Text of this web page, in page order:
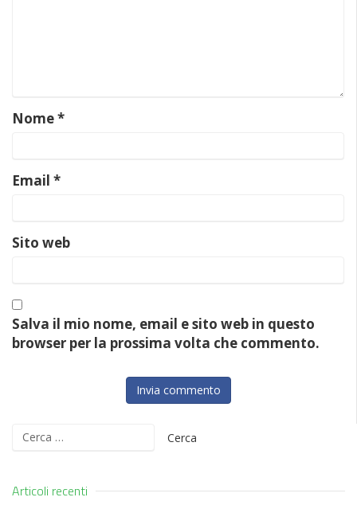
Nome*
Email *
Sito web
Salva il mio nome, email e sito web in questo
browser per la prossima volta che commento.
Ricerca
Articoli recenti